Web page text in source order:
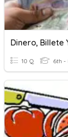
10 Q 6th -